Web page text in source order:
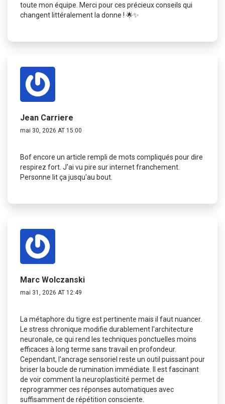
toute mon équipe. Merci pour ces précieux conseils qui
changent littéralement la donne ! 🌟✨
Jean Carriere
mai 30, 2026 AT 15:00
Bof encore un article rempli de mots compliqués pour dire
respirez fort. J'ai vu pire sur internet franchement.
Personne lit ça jusqu'au bout.
Marc Wolczanski
mai 31, 2026 AT 12:49
La métaphore du tigre est pertinente mais il faut nuancer.
Le stress chronique modifie durablement l'architecture
neuronale, ce qui rend les techniques ponctuelles moins
efficaces à long terme sans travail en profondeur.
Cependant, l'ancrage sensoriel reste un outil puissant pour
briser la boucle de rumination immédiate. Il est fascinant
de voir comment la neuroplasticité permet de
reprogrammer ces réponses automatiques avec
suffisamment de répétition consciente.